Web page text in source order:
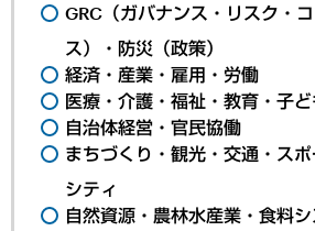
GRC（ガバナンス・リスク・
ス）・防災（政策）
経済・産業・雇用・労働
医療・介護・福祉・教育・子ど
自治体経営・官民協働
まちづくり・観光・交通・ス
シティ
自然資源・農林水産業・食料シ